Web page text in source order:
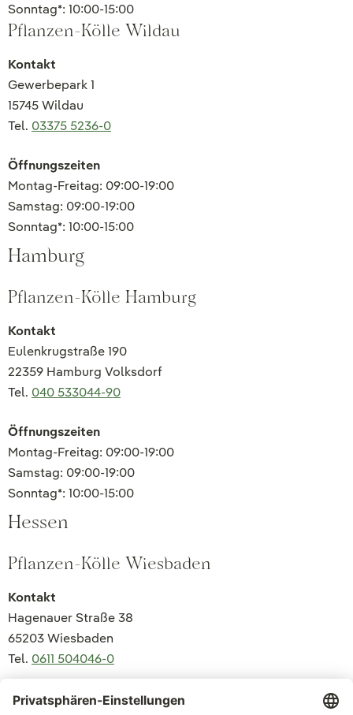
Sonntag*: 10:00-15:00
Pflanzen-Kölle Wildau
Kontakt
Gewerbepark 1
15745 Wildau
Tel. 03375 5236-0
Öffnungszeiten
Montag-Freitag: 09:00-19:00
Samstag: 09:00-19:00
Sonntag*: 10:00-15:00
Hamburg
Pflanzen-Kölle Hamburg
Kontakt
Eulenkrugstraße 190
22359 Hamburg Volksdorf
Tel. 040 533044-90
Öffnungszeiten
Montag-Freitag: 09:00-19:00
Samstag: 09:00-19:00
Sonntag*: 10:00-15:00
Hessen
Pflanzen-Kölle Wiesbaden
Kontakt
Hagenauer Straße 38
65203 Wiesbaden
Tel. 0611 504046-0
Öffnungszeiten